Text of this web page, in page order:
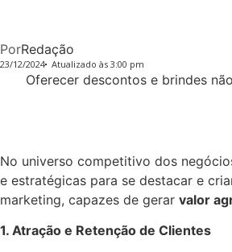
PorRedação
23/12/2024 Atualizado às 3:00 pm
Oferecer descontos e brindes
No universo competitivo dos
e estratégicas para se destacar e
marketing, capazes de gerar valor
1. Atração e Retenção de Clientes